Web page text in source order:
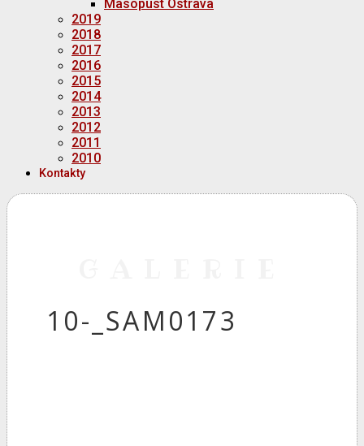
Masopust Ostrava
2019
2018
2017
2016
2015
2014
2013
2012
2011
2010
Kontakty
10-_SAM0173